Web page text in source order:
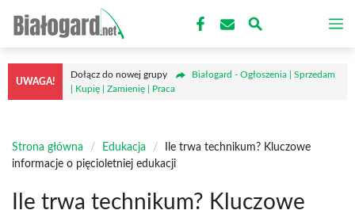
treści
UWAGA!
Dołącz do nowej grupy
Białogard - Ogłoszenia | Sprzedam
| Kupię | Zamienię | Praca
Strona główna / Edukacja /
Ile trwa technikum? Kluczowe
informacje o pięcioletniej edukacji
Ile trwa technikum? Kluczowe